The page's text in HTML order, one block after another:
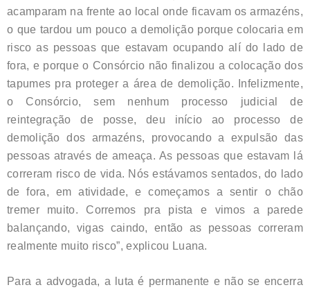
acamparam na frente ao local onde ficavam os armazéns,
o que tardou um pouco a demolição porque colocaria em
risco as pessoas que estavam ocupando alí do lado de
fora, e porque o Consórcio não finalizou a colocação dos
tapumes pra proteger a área de demolição. Infelizmente,
o Consórcio, sem nenhum processo judicial de
reintegração de posse, deu início ao processo de
demolição dos armazéns, provocando a expulsão das
pessoas através de ameaça. As pessoas que estavam lá
correram risco de vida. Nós estávamos sentados, do lado
de fora, em atividade, e começamos a sentir o chão
tremer muito. Corremos pra pista e vimos a parede
balançando, vigas caindo, então as pessoas correram
realmente muito risco”, explicou Luana.
Para a advogada, a luta é permanente e não se encerra